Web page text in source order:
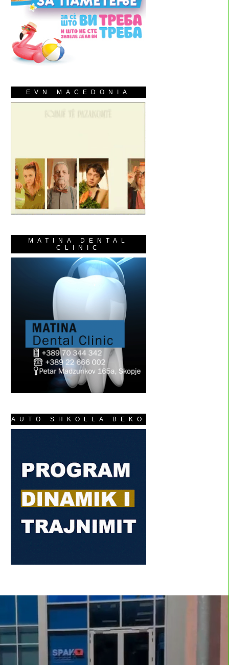
EVN MACEDONIA
MATINA DENTAL
CLINIC
AUTO SHKOLLA BEKO